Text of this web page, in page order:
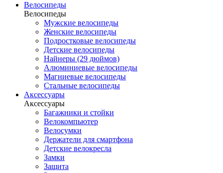
Велосипеды
Велосипеды
Мужские велосипеды
Женские велосипеды
Подростковые велосипеды
Детские велосипеды
Найнеры (29 дюймов)
Алюминиевые велосипеды
Магниевые велосипеды
Стальные велосипеды
Аксессуары
Аксессуары
Багажники и стойки
Велокомпьютер
Велосумки
Держатели для смартфона
Детские велокресла
Замки
Защита